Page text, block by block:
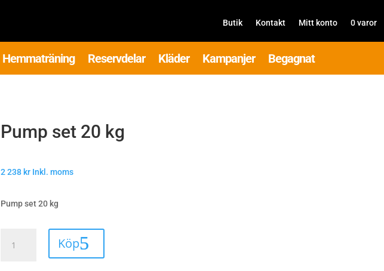
Butik Kontakt Mitt konto 0 varor
Hemmaträning Reservdelar Kläder Kampanjer Begagnat
Pump set 20 kg
2 238 kr Inkl. moms
Pump set 20 kg
Köp